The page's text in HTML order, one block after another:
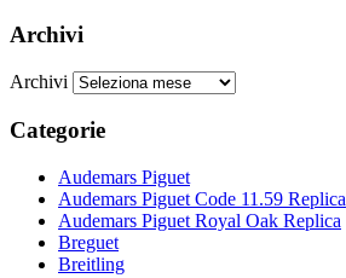
Archivi
Archivi
Categorie
Audemars Piguet
Audemars Piguet Code 11.59 Replica
Audemars Piguet Royal Oak Replica
Breguet
Breitling